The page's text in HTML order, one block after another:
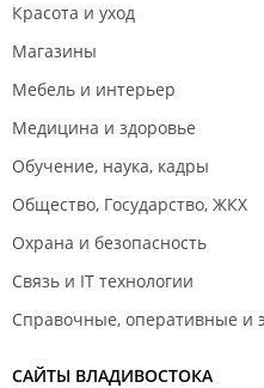
Красота и уход
Магазины
Мебель и интерьер
Медицина и здоровье
Обучение, наука, кадры
Общество, Государство, ЖКХ
Охрана и безопасность
Связь и IT технологии
Справочные, оперативные и
САЙТЫ ВЛАДИВОСТОКА